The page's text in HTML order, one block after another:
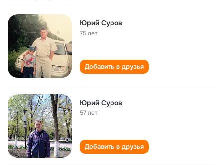
Юрий Суров
75 лет
Добавить в друзья
Юрий Суров
57 лет
Добавить в друзья